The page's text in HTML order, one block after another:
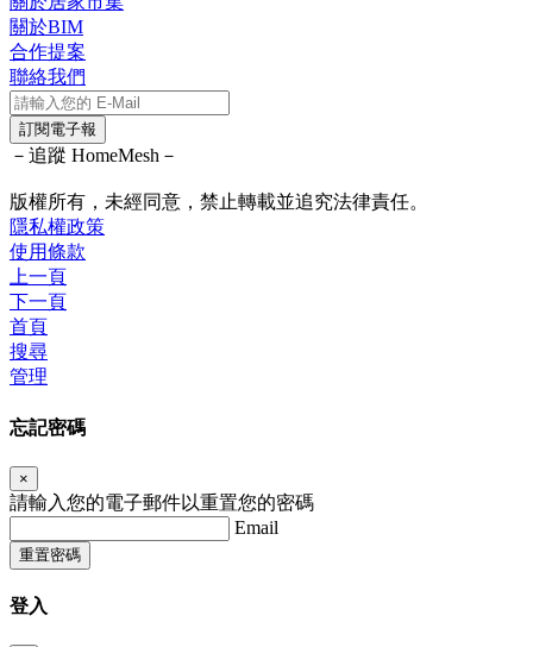
關於BIM
合作提案
聯絡我們
訂閱電子報
－追蹤 HomeMesh－
版權所有，未經同意，禁止轉載並追究法律責任。
隱私權政策
使用條款
上一頁
下一頁
首頁
搜尋
管理
忘記密碼
×
請輸入您的電子郵件以重置您的密碼
Email
重置密碼
登入